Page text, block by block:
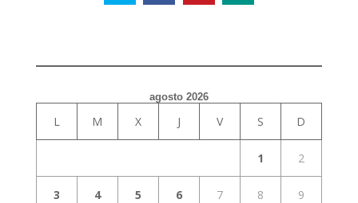
agosto 2026
L M X J V S D
1 2
3 4 5 6 7 8 9